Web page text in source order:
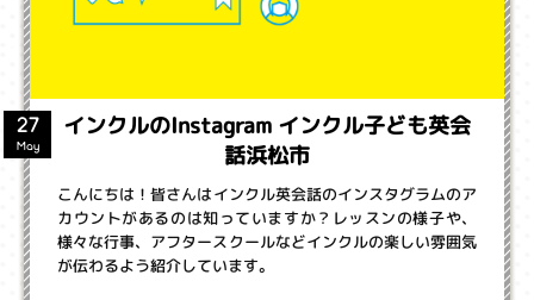
インクルのInstagram インクル子ども英会
話浜松市
27
May
こんにちは！皆さんはインクル英会話のインスタグラムのア
カウントがあるのは知っていますか？レッスンの様子や、
様々な行事、アフタースクールなどインクルの楽しい雰囲気
が伝わるよう紹介しています。